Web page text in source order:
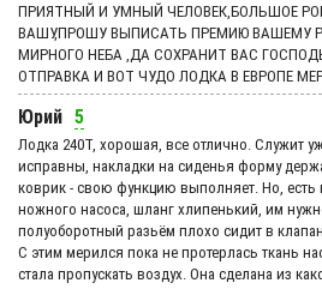
ПРИЯТНЫЙ И УМНЫЙ ЧЕЛОВЕК,БОЛЬШОЕ
ВАШУ,ПРОШУ ВЫПИСАТЬ ПРЕМИЮ ВАШЕМУ
МИРНОГО НЕБА ,ДА СОХРАНИТ ВАС
ОТПРАВКА И ВОТ ЧУДО ЛОДКА В ЕВРОПЕ
Юрий 5
Лодка 240Т, хорошая, все отлично. Служит
исправны, накладки на сиденья форму
коврик - свою функцию выполняет. Но, есть
ножного насоса, шланг хлипенький, им
полуоборотный разьём плохо сидит в
С этим мерился пока не протерлась ткань
стала пропускать воздух. Она сделана из